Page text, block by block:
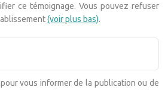
ce témoignage. Vous pouvez refuser
(voir plus bas).
vous informer de la publication ou de